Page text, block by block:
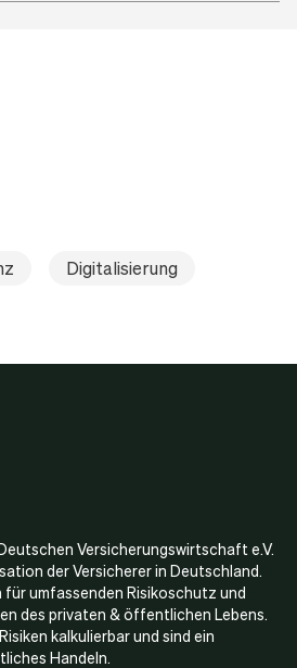
Digitalisierung
Versicherungswirtschaft e.V.
der Versicherer in Deutschland.
umfassenden Risikoschutz und
des privaten & öffentlichen Lebens.
kalkulierbar und sind ein
Handeln.